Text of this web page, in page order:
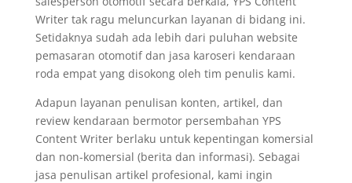
Writer tak ragu meluncurkan layanan di bidang ini.
Setidaknya sudah ada lebih dari puluhan website
pemasaran otomotif dan jasa karoseri kendaraan
roda empat yang disokong oleh tim penulis kami.
Adapun layanan penulisan konten, artikel, dan
review kendaraan bermotor persembahan YPS
Content Writer berlaku untuk kepentingan komersial
dan non-komersial (berita dan informasi). Sebagai
jasa penulisan artikel profesional, kami ingin